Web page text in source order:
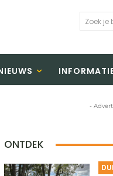
Zoek
-
ONTDEK